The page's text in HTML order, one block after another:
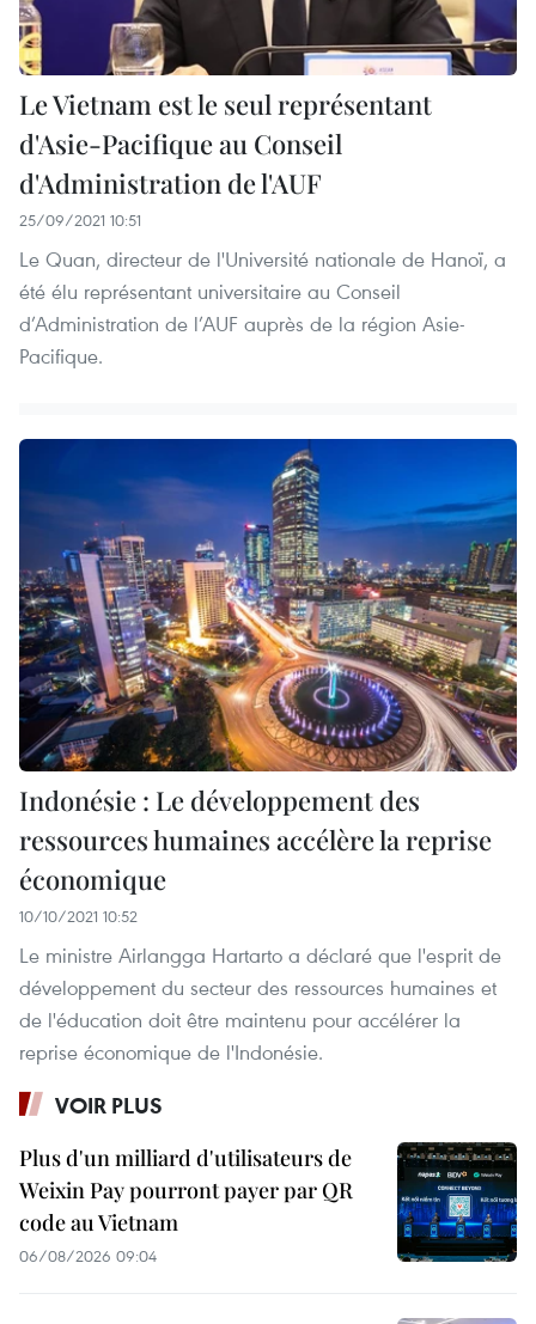
Le Vietnam est le seul représentant
d'Asie-Pacifique au Conseil
d'Administration de l'AUF
25/09/2021 10:51
Le Quan, directeur de l'Université nationale de Hanoï, a
été élu représentant universitaire au Conseil
d’Administration de l’AUF auprès de la région Asie-
Pacifique.
Indonésie : Le développement des
ressources humaines accélère la reprise
économique
10/10/2021 10:52
Le ministre Airlangga Hartarto a déclaré que l'esprit de
développement du secteur des ressources humaines et
de l'éducation doit être maintenu pour accélérer la
reprise économique de l'Indonésie.
VOIR PLUS
Plus d'un milliard d'utilisateurs de
Weixin Pay pourront payer par QR
code au Vietnam
06/08/2026 09:04